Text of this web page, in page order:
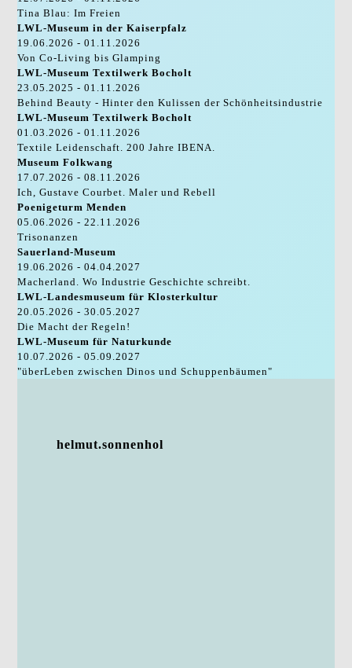
Tina Blau: Im Freien
LWL-Museum in der Kaiserpfalz
19.06.2026 - 01.11.2026
Von Co-Living bis Glamping
LWL-Museum Textilwerk Bocholt
23.05.2025 - 01.11.2026
Behind Beauty - Hinter den Kulissen der Schönheitsindustrie
LWL-Museum Textilwerk Bocholt
01.03.2026 - 01.11.2026
Textile Leidenschaft. 200 Jahre IBENA.
Museum Folkwang
17.07.2026 - 08.11.2026
Ich, Gustave Courbet. Maler und Rebell
Poenigeturm Menden
05.06.2026 - 22.11.2026
Trisonanzen
Sauerland-Museum
19.06.2026 - 04.04.2027
Macherland. Wo Industrie Geschichte schreibt.
LWL-Landesmuseum für Klosterkultur
20.05.2026 - 30.05.2027
Die Macht der Regeln!
LWL-Museum für Naturkunde
10.07.2026 - 05.09.2027
"überLeben zwischen Dinos und Schuppenbäumen"
helmut.sonnenhol